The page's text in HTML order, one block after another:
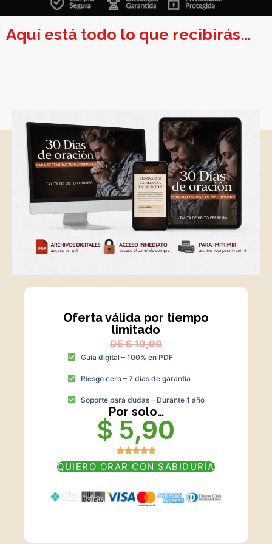
Aquí está todo lo que recibirás…
Oferta válida por tiempo
limitado
DE $ 19,90
Guía digital – 100% en PDF
Riesgo cero – 7 días de garantía
Soporte para dudas – Durante 1 año
Por solo…
$ 5,90
QUIERO ORAR CON SABIDURÍA